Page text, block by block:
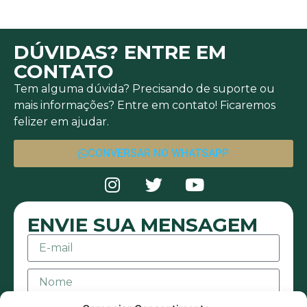
DÚVIDAS? ENTRE EM
CONTATO
Tem alguma dúvida? Precisando de suporte ou
mais informações? Entre em contato! Ficaremos
felizer em ajudar.
CONVERSAR NO WHATSAPP
ENVIE SUA MENSAGEM